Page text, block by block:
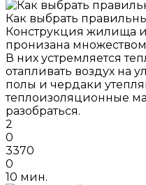
Как выбрать
Конструкция жилища
пронизана
В них устремляется
отапливать воздух на
полы и чердаки
теплоизоляционные
разобраться.
2
0
3370
0
10 мин.